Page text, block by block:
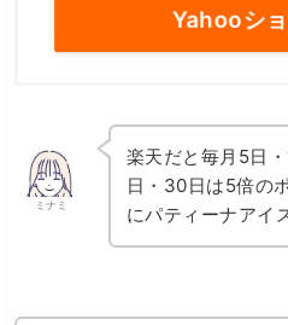
Yahooシ
ミナミ
楽天だと毎月5日
日・30日は5倍の
にパティーナアイ